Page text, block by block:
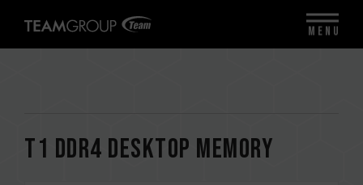
T1 DDR4 DESKTOP MEMORY
MENU